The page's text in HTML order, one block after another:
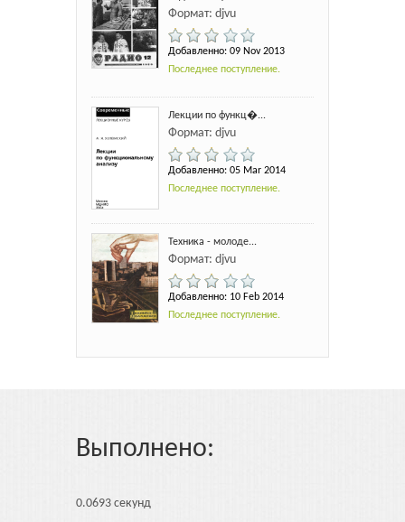
Формат: djvu
Добавленно: 09 Nov 2013
Последнее поступление.
Лекции по функц�...
Формат: djvu
Добавленно: 05 Mar 2014
Последнее поступление.
Техника - молоде...
Формат: djvu
Добавленно: 10 Feb 2014
Последнее поступление.
Выполнено:
0.0693 секунд